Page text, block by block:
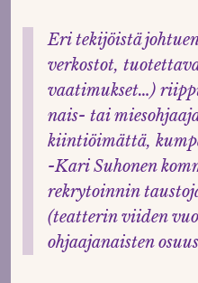
Eri tekijöistä
verkostot,
vaatimukset…)
nais- tai
kiintiöimättä,
-Kari Suhonen
rekrytoinnin
(teatterin viiden
ohjaajanaisten